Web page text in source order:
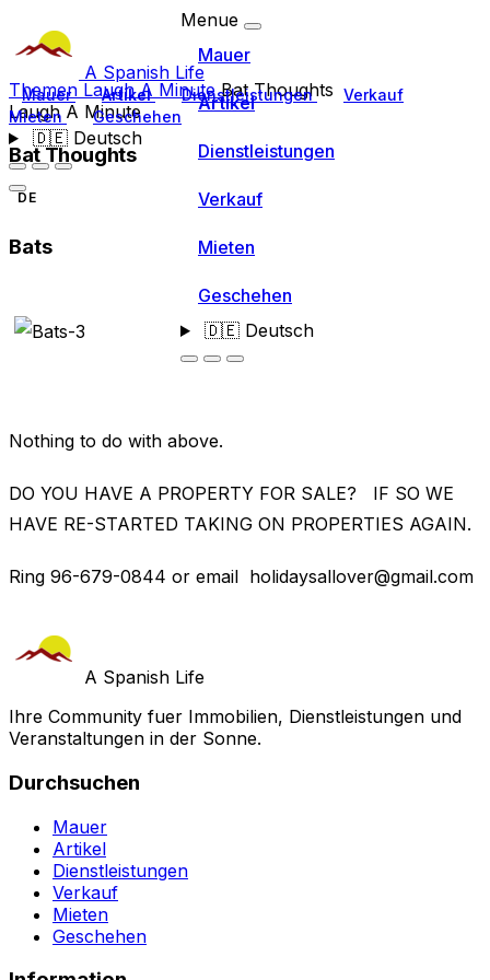
A Spanish Life
Mauer Artikel Dienstleistungen
Verkauf
Mieten
Geschehen
🇩🇪Deutsch
Menue
Mauer
Artikel
Dienstleistungen
Verkauf
Mieten
Geschehen
🇩🇪Deutsch
Themen Laugh A MinuteBat Thoughts
Laugh A Minute
Bat Thoughts
DE
Bats
Nothing to do with above.
DO YOU HAVE A PROPERTY FOR SALE? IF SO WE
HAVE RE-STARTED TAKING ON PROPERTIES AGAIN.
Ring 96-679-0844 or email holidaysallover@gmail.com
A Spanish Life
Ihre Community fuer Immobilien, Dienstleistungen und
Veranstaltungen in der Sonne.
Durchsuchen
Mauer
Artikel
Dienstleistungen
Verkauf
Mieten
Geschehen